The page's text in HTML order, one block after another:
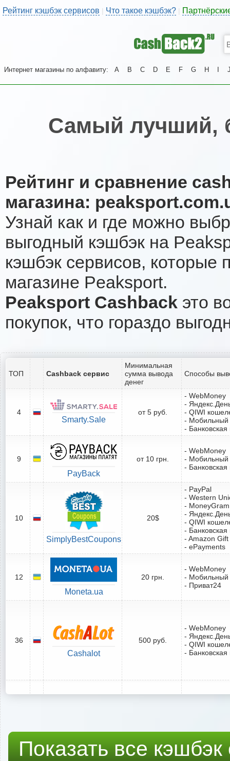
Рейтинг кэшбэк сервисов | Что такое кэшбэк?
Интернет магазины по алфавиту: A B C D E F G H
Самый лучший,
Рейтинг и сравнение
магазина:
Узнай как и где можно
выгодный кэшбэк на
кэшбэк сервисов, которые
магазине Peaksport.
Peaksport Cashback это
покупок, что гораздо
ТОП Cashback сервис
Минимальная
сумма вывода
денег
Способы
4
Smarty.Sale
от 5 руб.
- WebMoney
-
- QIWI
- Мобильный
-
9
PayBack
от 10 грн.
- WebMoney
- Мобильный
-
10
SimplyBestCoupons
20$
- PayPal
- Western
- MoneyGram
-
- QIWI
-
- Amazon
- ePayments
12
Moneta.ua
20 грн.
- WebMoney
- Мобильный
- Приват24
36
Cashalot
500 руб.
- WebMoney
-
- QIWI
-
Показать все